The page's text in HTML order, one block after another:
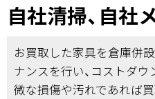
自社清掃、自社
お買取した家具を倉庫併
ナンスを行い、コストダ
微な損傷や汚れであれば